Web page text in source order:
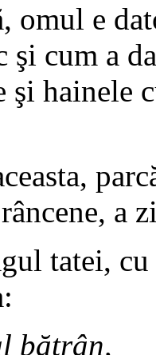
e
şi cum a
hainele
a
tatei, cu
bătrân,